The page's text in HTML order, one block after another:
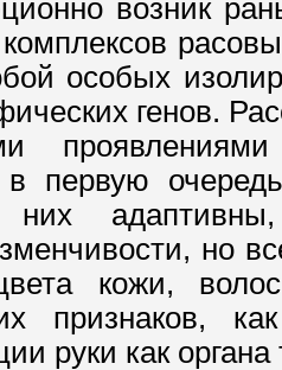
возник
особых
генов.
первую
но
кожи,
признаков,
руки как органа